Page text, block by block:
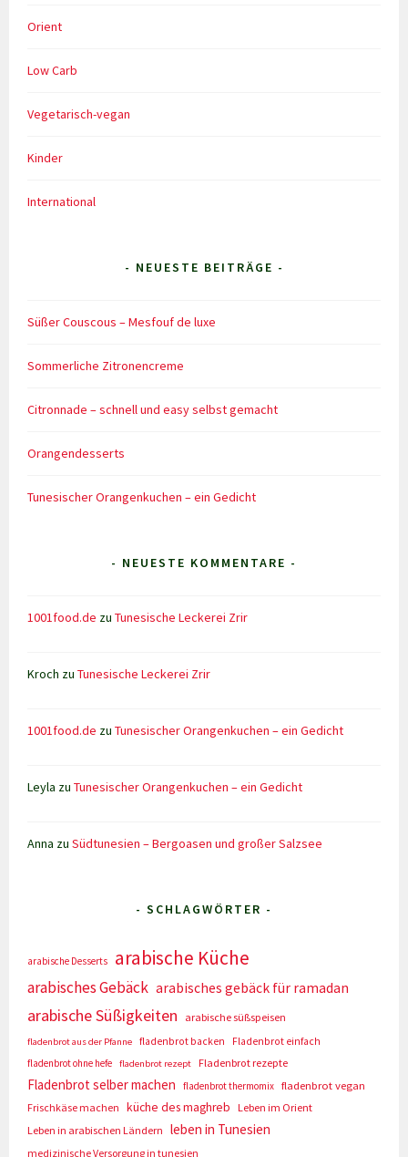
Orient
Low Carb
Vegetarisch-vegan
Kinder
International
- NEUESTE BEITRÄGE -
Süßer Couscous – Mesfouf de luxe
Sommerliche Zitronencreme
Citronnade – schnell und easy selbst gemacht
Orangendesserts
Tunesischer Orangenkuchen – ein Gedicht
- NEUESTE KOMMENTARE -
1001food.de zuTunesische Leckerei Zrir
Kroch zuTunesische Leckerei Zrir
1001food.de zuTunesischer Orangenkuchen – ein Gedicht
Leyla zuTunesischer Orangenkuchen – ein Gedicht
Anna zuSüdtunesien – Bergoasen und großer Salzsee
- SCHLAGWÖRTER -
arabische Desserts arabische Küche
arabisches Gebäck arabisches gebäck für ramadan
arabische Süßigkeiten arabische süßspeisen
fladenbrot aus der Pfanne fladenbrot backen
Fladenbrot einfach
fladenbrot ohne hefe
fladenbrot rezept Fladenbrot rezepte
Fladenbrot selber machen fladenbrot thermomix fladenbrot vegan
Frischkäse machen
küche des maghreb
Leben im Orient
Leben in arabischen Ländern
leben in Tunesien
medizinische Versorgung in tunesien